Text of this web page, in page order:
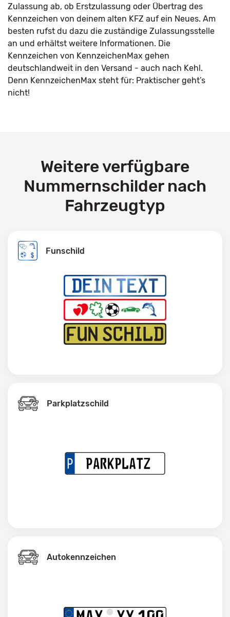
Zulassung ab, ob Erstzulassung oder Übertrag des
Kennzeichen von deinem alten KFZ auf ein Neues. Am
besten rufst du dazu die zuständige Zulassungsstelle
an und erhältst weitere Informationen. Die
Kennzeichen von KennzeichenMax gehen
deutschlandweit in den Versand - auch nach Kehl.
Denn KennzeichenMax steht für: Praktischer geht’s
nicht!
Weitere verfügbare
Nummernschilder nach
Fahrzeugtyp
Funschild
Parkplatzschild
Autokennzeichen